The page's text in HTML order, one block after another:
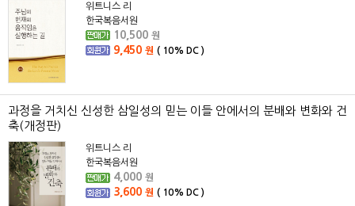
위트니스 리
한국복음서원
10,500 원
9,450 원 ( 10% DC )
과정을 거치신 신성한 삼일성의 믿는 이들 안에서의 분배와 변화와 건
축(개정판)
위트니스 리
한국복음서원
4,000 원
3,600 원 ( 10% DC )